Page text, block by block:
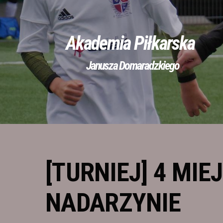
Akademia Piłkarska
Janusza Domaradzkiego
[TURNIEJ] 4
NADARZYNIE